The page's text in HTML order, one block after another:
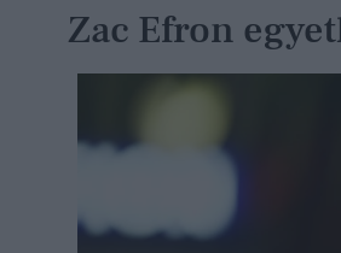
Zac Efron